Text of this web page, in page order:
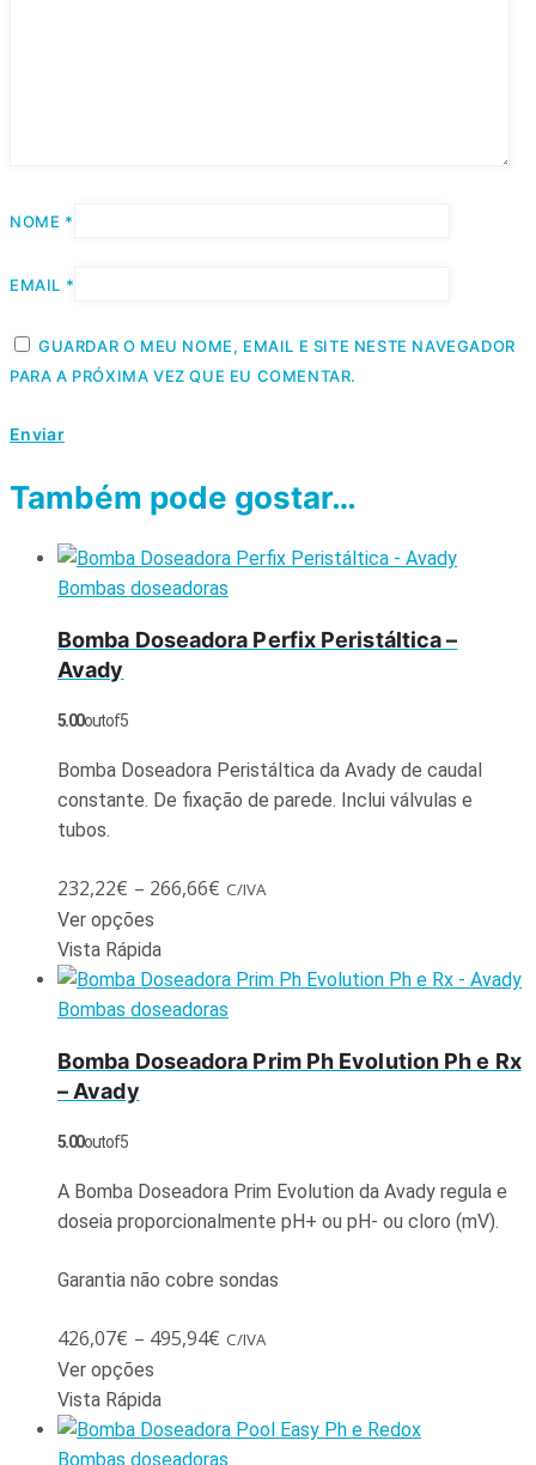
NOME *
EMAIL *
GUARDAR O MEU NOME, EMAIL E SITE NESTE NAVEGADOR
PARA A PRÓXIMA VEZ QUE EU COMENTAR.
Também pode gostar…
Bombas doseadoras
Bomba Doseadora Perfix Peristáltica –
Avady
5.00out of 5
Bomba Doseadora Peristáltica da Avady de caudal
constante. De fixação de parede. Inclui válvulas e
tubos.
232,22€ – 266,66€ C/IVA
Ver opções
Vista Rápida
Bombas doseadoras
Bomba Doseadora Prim Ph Evolution Ph e Rx
– Avady
5.00out of 5
A Bomba Doseadora Prim Evolution da Avady regula e
doseia proporcionalmente pH+ ou pH- ou cloro (mV).
Garantia não cobre sondas
426,07€ – 495,94€ C/IVA
Ver opções
Vista Rápida
Bombas doseadoras